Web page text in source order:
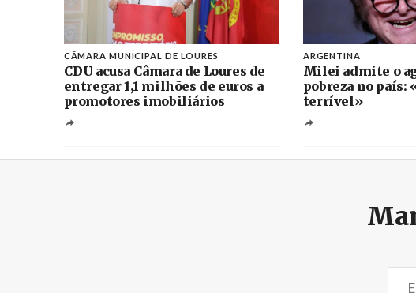
CÂMARA MUNICIPAL DE LOURES
CDU acusa Câmara de Loures de
entregar 1,1 milhões de euros a
promotores imobiliários
ARGENTINA
Milei admite o
pobreza no país:
terrível»